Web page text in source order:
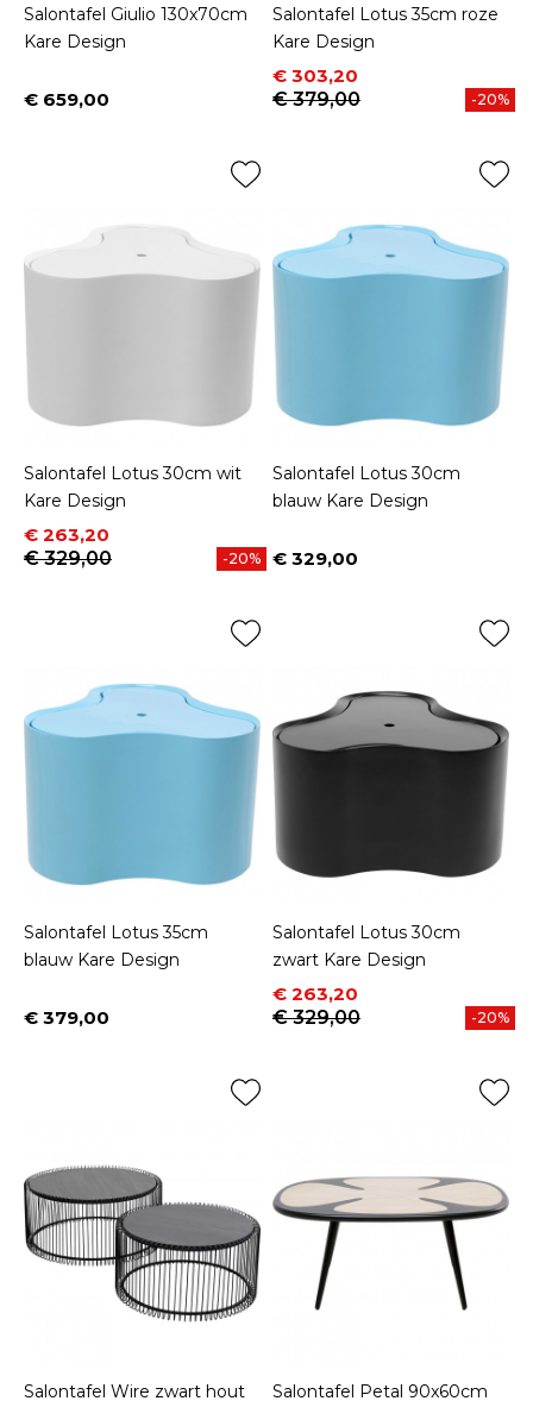
Salontafel Giulio 130x70cm
Kare Design
Prijs
€ 659,00
Salontafel Lotus 35cm roze
Kare Design
Prijs
€ 303,20
Normale prijs
€ 379,00
-20%
Salontafel Lotus 30cm wit
Kare Design
Prijs
€ 263,20
Normale prijs
€ 329,00
-20%
Salontafel Lotus 30cm
blauw Kare Design
Prijs
€ 329,00
Salontafel Lotus 35cm
blauw Kare Design
Prijs
€ 379,00
Salontafel Lotus 30cm
zwart Kare Design
Prijs
€ 263,20
Normale prijs
€ 329,00
-20%
Salontafel Wire zwart hout Salontafel Petal 90x60cm